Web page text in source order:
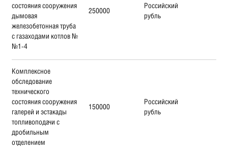
состояния сооружения
дымовая
железобетонная труба
с газаходами котлов №
№1-4
250000
Российский
рубль
Комплексное
обследование
технического
состояния сооружения
галерей и эстакады
топливоподачи с
дробильным
отделением
150000
Российский
рубль